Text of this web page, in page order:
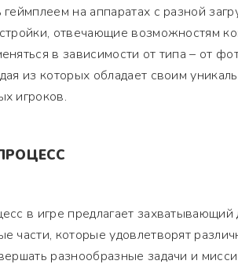
геймплеем на аппаратах с разной
отвечающие возможностям
в зависимости от типа – от
из которых обладает своим
игроков.
в игре предлагает
части, которые удовлетворят
разнообразные задачи и